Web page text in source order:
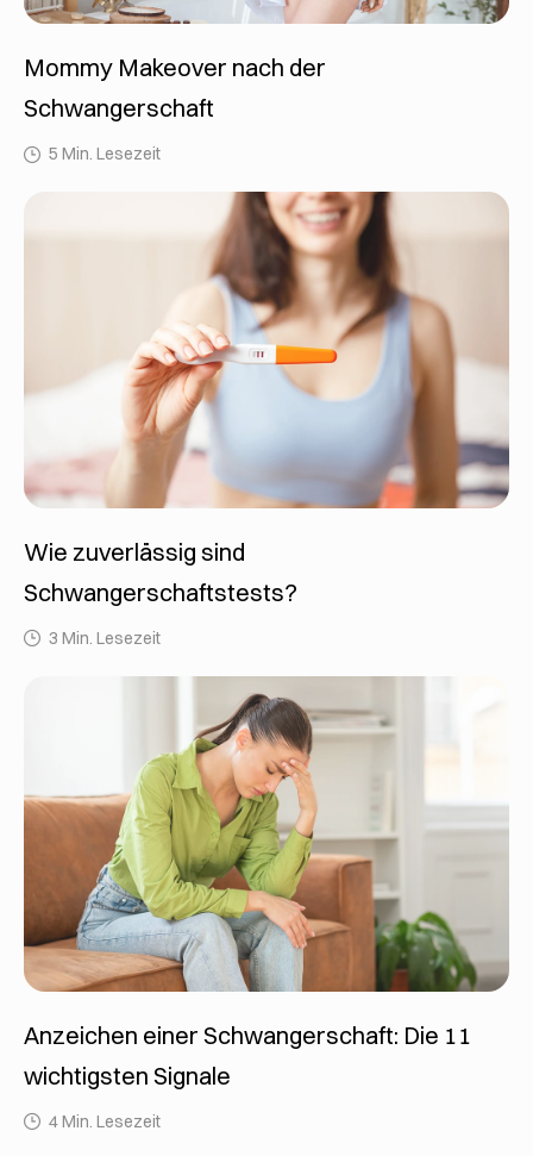
Mommy Makeover nach der
Schwangerschaft
5 Min. Lesezeit
Wie zuverlässig sind
Schwangerschaftstests?
3 Min. Lesezeit
Anzeichen einer Schwangerschaft: Die 11
wichtigsten Signale
4 Min. Lesezeit